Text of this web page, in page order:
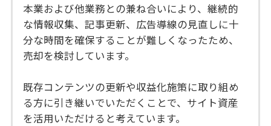
本業および他業務との兼ね合いにより、継続的
な情報収集、記事更新、広告導線の見直しに十
分な時間を確保することが難しくなったため、
売却を検討しています。
既存コンテンツの更新や収益化施策に取り組め
る方に引き継いでいただくことで、サイト資産
を活用いただけると考えています。